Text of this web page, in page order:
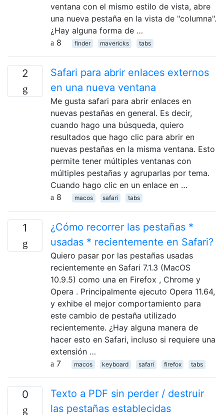
ventana con el mismo estilo de vista, abre
una nueva pestaña en la vista de "columna".
¿Hay alguna forma de …
8
finder mavericks tabs
2
Safari para abrir enlaces externos
en una nueva ventana
Me gusta safari para abrir enlaces en
nuevas pestañas en general. Es decir,
cuando hago una búsqueda, quiero
resultados que hago clic para abrir en
nuevas pestañas en la misma ventana. Esto
permite tener múltiples ventanas con
múltiples pestañas y agruparlas por tema.
Cuando hago clic en un enlace en …
8
macos safari tabs
1
¿Cómo recorrer las pestañas *
usadas * recientemente en Safari?
Quiero pasar por las pestañas usadas
recientemente en Safari 7.1.3 (MacOS
10.9.5) como una en Firefox , Chrome y
Opera . Principalmente ejecuto Opera 11.64,
y exhibe el mejor comportamiento para
este cambio de pestaña utilizado
recientemente. ¿Hay alguna manera de
hacer esto en Safari, incluso si requiere una
extensión …
7
macos keyboard safari firefox tabs
0
Texto a PDF sin perder / destruir
las pestañas establecidas